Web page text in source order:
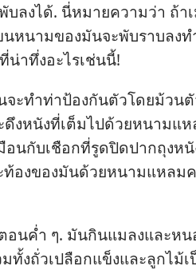
บ​ลง​ได้. นี่​หมาย​ความ​ว่า ถ้
น​หนาม​ของ​มัน​จะ​พับ​ราบ​ลง​
น่า​ทึ่ง​อะไร​เช่น​นี้!
จะ​ทำ​ท่า​ป้องกัน​ตัว​โดย​ม้วน​
ดึง​หนัง​ที่​เต็ม​ไป​ด้วย​หนาม​แ
น​กับ​เชือก​ที่​รูด​ปิด​ปาก​ถุง​หนั
ท้อง​ของ​มัน​ด้วย​หนาม​แหลม​
อน​ค่ำ ๆ. มัน​กิน​แมลง​และ​ห
ม​ทั้ง​ถั่ว​เปลือก​แข็ง​และ​ลูก​ไม้​